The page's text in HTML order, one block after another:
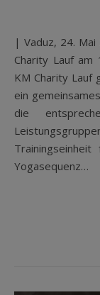
| Vaduz, 24. Mai 2025 – Vorbereitung auf den Pink Ribbon
Charity Lauf
KM Charity Lauf
ein
die
Yogasequenz…